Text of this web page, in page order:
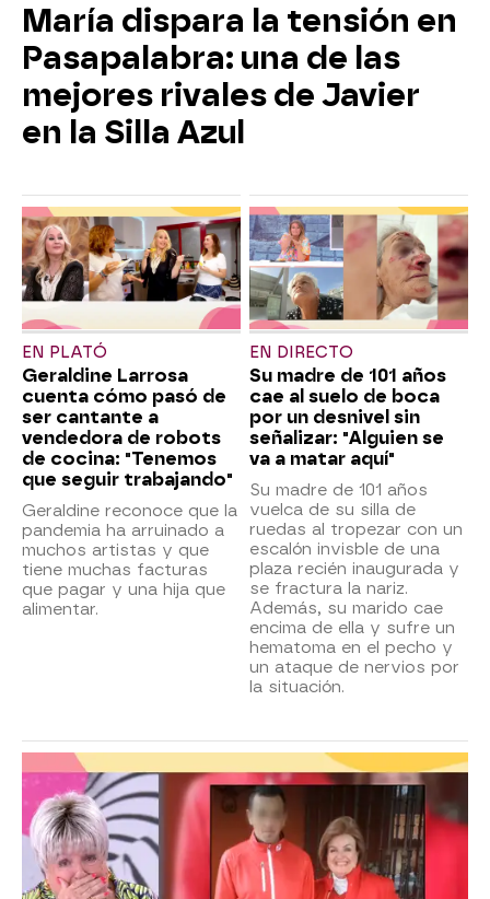
María dispara la tensión en
Pasapalabra: una de las
mejores rivales de Javier
en la Silla Azul
EN PLATÓ
Geraldine Larrosa
cuenta cómo pasó de
ser cantante a
vendedora de robots
de cocina: "Tenemos
que seguir trabajando"
Geraldine reconoce que la
pandemia ha arruinado a
muchos artistas y que
tiene muchas facturas
que pagar y una hija que
alimentar.
EN DIRECTO
Su madre de 101 años
cae al suelo de boca
por un desnivel sin
señalizar: "Alguien se
va a matar aquí"
Su madre de 101 años
vuelca de su silla de
ruedas al tropezar con un
escalón invisble de una
plaza recién inaugurada y
se fractura la nariz.
Además, su marido cae
encima de ella y sufre un
hematoma en el pecho y
un ataque de nervios por
la situación.